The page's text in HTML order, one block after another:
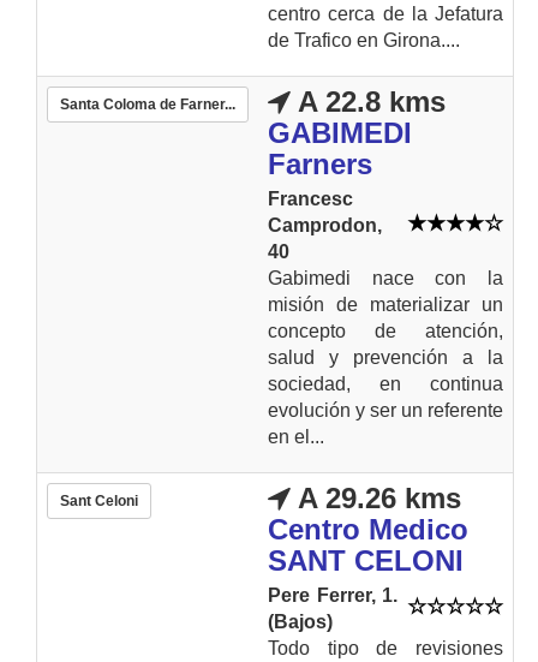
centro cerca de la Jefatura
de Trafico en Girona....
Santa Coloma de Farner...
A 22.8 kms
GABIMEDI
Farners
Francesc
Camprodon,
40
Gabimedi nace con la
misión de materializar un
concepto de atención,
salud y prevención a la
sociedad, en continua
evolución y ser un referente
en el...
Sant Celoni
A 29.26 kms
Centro Medico
SANT CELONI
Pere Ferrer, 1.
(Bajos)
Todo tipo de revisiones